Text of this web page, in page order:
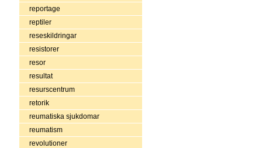
reportage
reptiler
reseskildringar
resistorer
resor
resultat
resurscentrum
retorik
reumatiska sjukdomar
reumatism
revolutioner